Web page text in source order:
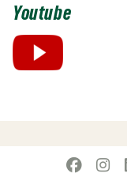
Youtube